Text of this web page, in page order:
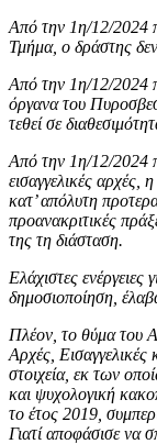
Από την 1η/12/2024
Τμήμα, ο δράστης
Από την 1η/12/2024
όργανα του
τεθεί σε
Από την 1η/12/2024
εισαγγελικές αρχές,
κατ’ απόλυτη
προανακριτικές
της τη διάσταση.
Ελάχιστες
δημοσιοποίηση,
Πλέον, το θύμα του
Αρχές, Εισαγγελικές
στοιχεία, εκ των
και ψυχολογική
το έτος 2019,
Γιατί αποφάσισε να